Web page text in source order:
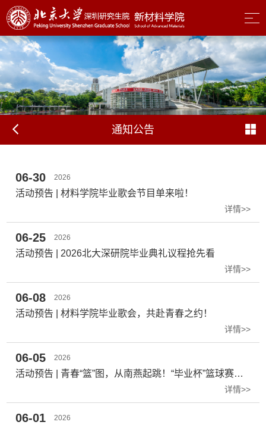
通知公告
06-30 2026
活动预告 | 材料学院毕业歌会节目单来啦！
详情>>
06-25 2026
活动预告 | 2026北大深研院毕业典礼议程抢先看
详情>>
06-08 2026
活动预告 | 材料学院毕业歌会，共赴青春之约！
详情>>
06-05 2026
活动预告 | 青春“篮”图，从南燕起跳！“毕业杯”篮球赛热血来袭
详情>>
06-01 2026